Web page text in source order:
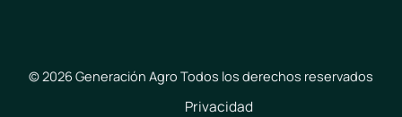
© 2026 Generación Agro Todos los derechos reservados
Privacidad